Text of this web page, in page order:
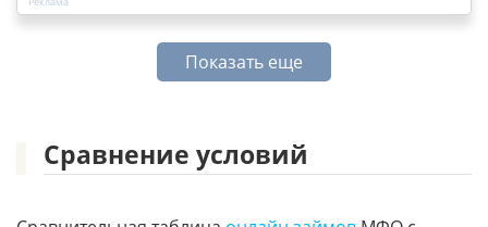
Показать еще
Сравнение условий